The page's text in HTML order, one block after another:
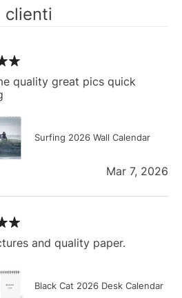
clienti
quality great pics quick
Surfing 2026 Wall Calendar
Mar 7, 2026
and quality paper.
Black Cat 2026 Desk Calendar